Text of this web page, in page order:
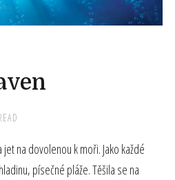
jet na dovolenou k moři. Jako každé
písečné pláže. Těšila se na